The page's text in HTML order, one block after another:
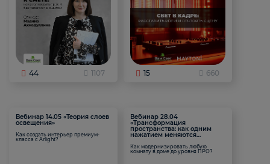
44 1107 15 660
Вебинар 14.05 «Теория слоев
освещения»
Как создать интерьер премиум-
класса с Arlight?
Вебинар 28.04
«Трансформация
пространства: как одним
нажатием меняются
Как модернизировать любую
комнату в доме до уровня ПРО?